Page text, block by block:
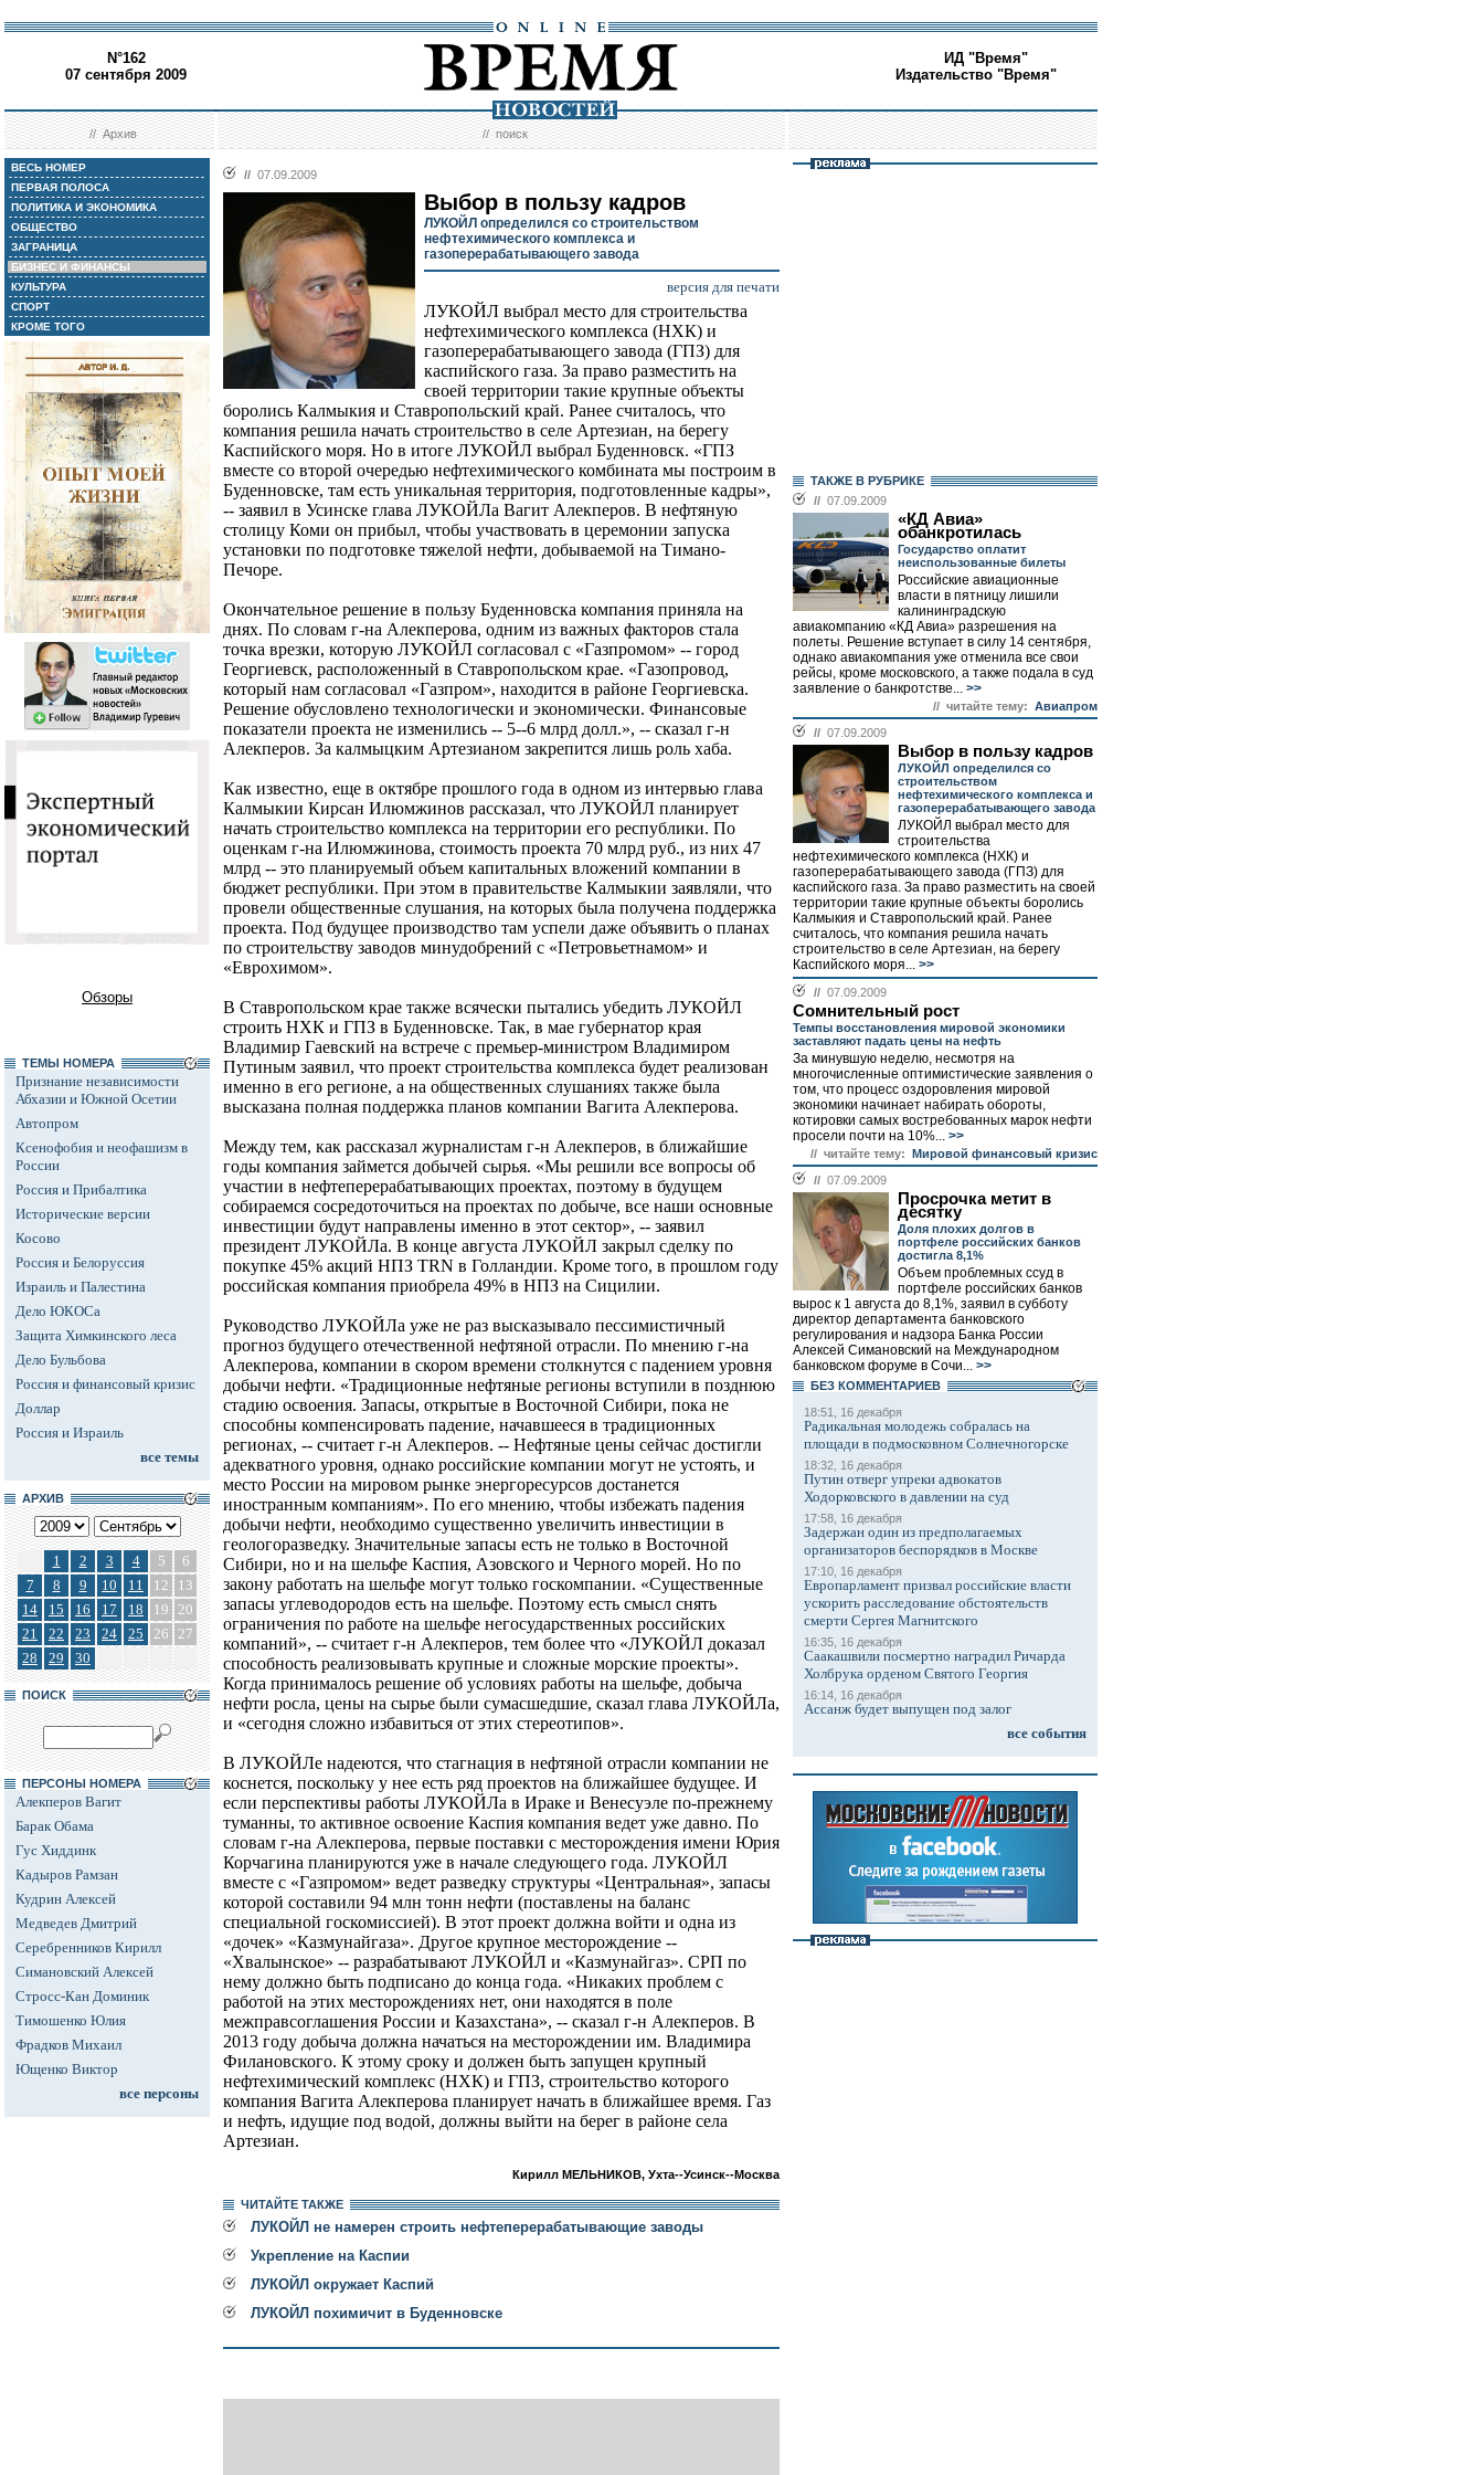
N°162
07 сентября 2009
ИД "Время"
Издательство "Время"
//Архив //поиск
ВЕСЬ НОМЕР
ПЕРВАЯ ПОЛОСА
ПОЛИТИКА И ЭКОНОМИКА
ОБЩЕСТВО
ЗАГРАНИЦА
БИЗНЕС И ФИНАНСЫ
КУЛЬТУРА
СПОРТ
КРОМЕ ТОГО
Обзоры
ТЕМЫ НОМЕРА
Признание независимости
Абхазии и Южной Осетии
Автопром
Ксенофобия и неофашизм в
России
Россия и Прибалтика
Исторические версии
Косово
Россия и Белоруссия
Израиль и Палестина
Дело ЮКОСа
Защита Химкинского леса
Дело Бульбова
Россия и финансовый кризис
Доллар
Россия и Израиль
все темы
АРХИВ
1 2 3 4 5
6
7
8 9 10 11 12
13
14
15 16 17 18 19 20
21
22 23 24 25 26 27
28
29 30
ПОИСК
ПЕРСОНЫ НОМЕРА
Алекперов Вагит
Барак Обама
Гус Хиддинк
Кадыров Рамзан
Кудрин Алексей
Медведев Дмитрий
Серебренников Кирилл
Симановский Алексей
Стросс-Кан Доминик
Тимошенко Юлия
Фрадков Михаил
Ющенко Виктор
все персоны
// 07.09.2009
Выбор в пользу кадров
ЛУКОЙЛ определился со строительством
нефтехимического комплекса и
газоперерабатывающего завода
версия для печати
ЛУКОЙЛ выбрал место для строительства
нефтехимического комплекса (НХК) и
газоперерабатывающего завода (ГПЗ) для
каспийского газа. За право разместить на
своей территории такие крупные объекты
боролись Калмыкия и Ставропольский край. Ранее считалось, что
компания решила начать строительство в селе Артезиан, на берегу
Каспийского моря. Но в итоге ЛУКОЙЛ выбрал Буденновск. «ГПЗ
вместе со второй очередью нефтехимического комбината мы построим в
Буденновске, там есть уникальная территория, подготовленные кадры»,
-- заявил в Усинске глава ЛУКОЙЛа Вагит Алекперов. В нефтяную
столицу Коми он прибыл, чтобы участвовать в церемонии запуска
установки по подготовке тяжелой нефти, добываемой на Тимано-
Печоре.
Окончательное решение в пользу Буденновска компания приняла на
днях. По словам г-на Алекперова, одним из важных факторов стала
точка врезки, которую ЛУКОЙЛ согласовал с «Газпромом» -- город
Георгиевск, расположенный в Ставропольском крае. «Газопровод,
который нам согласовал «Газпром», находится в районе Георгиевска.
Решение обусловлено технологически и экономически. Финансовые
показатели проекта не изменились -- 5--6 млрд долл.», -- сказал г-н
Алекперов. За калмыцким Артезианом закрепится лишь роль хаба.
Как известно, еще в октябре прошлого года в одном из интервью глава
Калмыкии Кирсан Илюмжинов рассказал, что ЛУКОЙЛ планирует
начать строительство комплекса на территории его республики. По
оценкам г-на Илюмжинова, стоимость проекта 70 млрд руб., из них 47
млрд -- это планируемый объем капитальных вложений компании в
бюджет республики. При этом в правительстве Калмыкии заявляли, что
провели общественные слушания, на которых была получена поддержка
проекта. Под будущее производство там успели даже объявить о планах
по строительству заводов минудобрений с «Петровьетнамом» и
«Еврохимом».
В Ставропольском крае также всячески пытались убедить ЛУКОЙЛ
строить НХК и ГПЗ в Буденновске. Так, в мае губернатор края
Владимир Гаевский на встрече с премьер-министром Владимиром
Путиным заявил, что проект строительства комплекса будет реализован
именно в его регионе, а на общественных слушаниях также была
высказана полная поддержка планов компании Вагита Алекперова.
Между тем, как рассказал журналистам г-н Алекперов, в ближайшие
годы компания займется добычей сырья. «Мы решили все вопросы об
участии в нефтеперерабатывающих проектах, поэтому в будущем
собираемся сосредоточиться на проектах по добыче, все наши основные
инвестиции будут направлены именно в этот сектор», -- заявил
президент ЛУКОЙЛа. В конце августа ЛУКОЙЛ закрыл сделку по
покупке 45% акций НПЗ TRN в Голландии. Кроме того, в прошлом году
российская компания приобрела 49% в НПЗ на Сицилии.
Руководство ЛУКОЙЛа уже не раз высказывало пессимистичный
прогноз будущего отечественной нефтяной отрасли. По мнению г-на
Алекперова, компании в скором времени столкнутся с падением уровня
добычи нефти. «Традиционные нефтяные регионы вступили в позднюю
стадию освоения. Запасы, открытые в Восточной Сибири, пока не
способны компенсировать падение, начавшееся в традиционных
регионах, -- считает г-н Алекперов. -- Нефтяные цены сейчас достигли
адекватного уровня, однако российские компании могут не устоять, и
место России на мировом рынке энергоресурсов достанется
иностранным компаниям». По его мнению, чтобы избежать падения
добычи нефти, необходимо существенно увеличить инвестиции в
геологоразведку. Значительные запасы есть не только в Восточной
Сибири, но и на шельфе Каспия, Азовского и Черного морей. Но по
закону работать на шельфе могут только госкомпании. «Существенныe
запасы углеводородов есть на шельфе. Поэтому есть смысл снять
ограничения по работе на шельфе негосударственных российских
компаний», -- считает г-н Алекперов, тем более что «ЛУКОЙЛ доказал
способность реализовывать крупные и сложные морские проекты».
Когда принималось решение об условиях работы на шельфе, добыча
нефти росла, цены на сырье были сумасшедшие, сказал глава ЛУКОЙЛа,
и «сегодня сложно избавиться от этих стереотипов».
В ЛУКОЙЛе надеются, что стагнация в нефтяной отрасли компании не
коснется, поскольку у нее есть ряд проектов на ближайшее будущее. И
если перспективы работы ЛУКОЙЛа в Ираке и Венесуэле по-прежнему
туманны, то активное освоение Каспия компания ведет уже давно. По
словам г-на Алекперова, первые поставки с месторождения имени Юрия
Корчагина планируются уже в начале следующего года. ЛУКОЙЛ
вместе с «Газпромом» ведет разведку структуры «Центральная», запасы
которой составили 94 млн тонн нефти (поставлены на баланс
специальной госкомиссией). В этот проект должна войти и одна из
«дочек» «Казмунайгаза». Другое крупное месторождение --
«Хвалынское» -- разрабатывают ЛУКОЙЛ и «Казмунайгаз». СРП по
нему должно быть подписано до конца года. «Никаких проблем с
работой на этих месторождениях нет, они находятся в поле
межправсоглашения России и Казахстана», -- сказал г-н Алекперов. В
2013 году добыча должна начаться на месторождении им. Владимира
Филановского. К этому сроку и должен быть запущен крупный
нефтехимический комплекс (НХК) и ГПЗ, строительство которого
компания Вагита Алекперова планирует начать в ближайшее время. Газ
и нефть, идущие под водой, должны выйти на берег в районе села
Артезиан.
Кирилл МЕЛЬНИКОВ, Ухта--Усинск--Москва
ЧИТАЙТЕ ТАКЖЕ
ЛУКОЙЛ не намерен строить нефтеперерабатывающие заводы
Укрепление на Каспии
ЛУКОЙЛ окружает Каспий
ЛУКОЙЛ похимичит в Буденновске
ТАКЖЕ В РУБРИКЕ
// 07.09.2009
«КД Авиа»
обанкротилась
Государство оплатит
неиспользованные билеты
Российские авиационные
власти в пятницу лишили
калининградскую
авиакомпанию «КД Авиа» разрешения на
полеты. Решение вступает в силу 14 сентября,
однако авиакомпания уже отменила все свои
рейсы, кроме московского, а также подала в суд
заявление о банкротстве... >>
// читайте тему: Авиапром
// 07.09.2009
Выбор в пользу кадров
ЛУКОЙЛ определился со
строительством
нефтехимического комплекса и
газоперерабатывающего завода
ЛУКОЙЛ выбрал место для
строительства
нефтехимического комплекса (НХК) и
газоперерабатывающего завода (ГПЗ) для
каспийского газа. За право разместить на своей
территории такие крупные объекты боролись
Калмыкия и Ставропольский край. Ранее
считалось, что компания решила начать
строительство в селе Артезиан, на берегу
Каспийского моря... >>
// 07.09.2009
Сомнительный рост
Темпы восстановления мировой экономики
заставляют падать цены на нефть
За минувшую неделю, несмотря на
многочисленные оптимистические заявления о
том, что процесс оздоровления мировой
экономики начинает набирать обороты,
котировки самых востребованных марок нефти
просели почти на 10%... >>
// читайте тему: Мировой финансовый кризис
// 07.09.2009
Просрочка метит в
десятку
Доля плохих долгов в
портфеле российских банков
достигла 8,1%
Объем проблемных ссуд в
портфеле российских банков
вырос к 1 августа до 8,1%, заявил в субботу
директор департамента банковского
регулирования и надзора Банка России
Алексей Симановский на Международном
банковском форуме в Сочи... >>
БЕЗ КОМMЕНТАРИЕВ
18:51, 16 декабря
Радикальная молодежь собралась на
площади в подмосковном Солнечногорске
18:32, 16 декабря
Путин отверг упреки адвокатов
Ходорковского в давлении на суд
17:58, 16 декабря
Задержан один из предполагаемых
организаторов беспорядков в Москве
17:10, 16 декабря
Европарламент призвал российские власти
ускорить расследование обстоятельств
смерти Сергея Магнитского
16:35, 16 декабря
Саакашвили посмертно наградил Ричарда
Холбрука орденом Святого Георгия
16:14, 16 декабря
Ассанж будет выпущен под залог
все события